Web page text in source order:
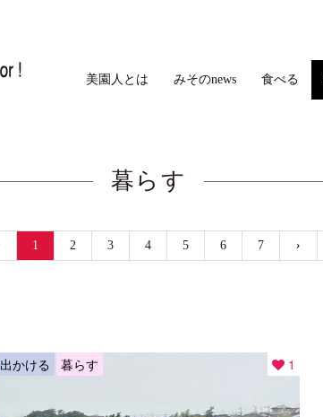
美園人とは みそのnews 食べる
暮らす
1 2 3 4 5 6 7 ›
出かける 暮らす 1